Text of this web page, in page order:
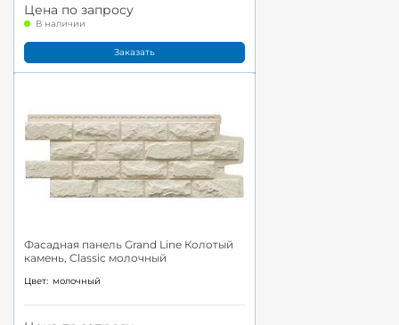
Цена по запросу
В наличии
Заказать
Фасадная панель Grand Line Колотый
камень, Classic молочный
Цвет: молочный